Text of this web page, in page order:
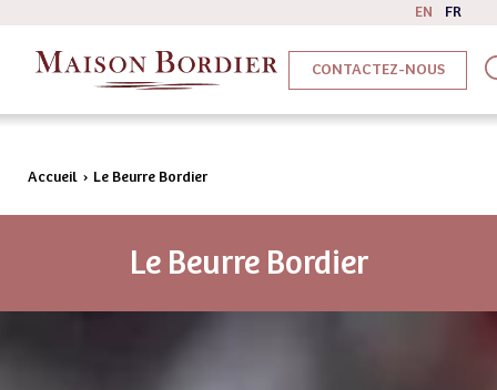
EN FR
CONTACTEZ-NOUS
Accueil › Le Beurre Bordier
Le Beurre Bordier